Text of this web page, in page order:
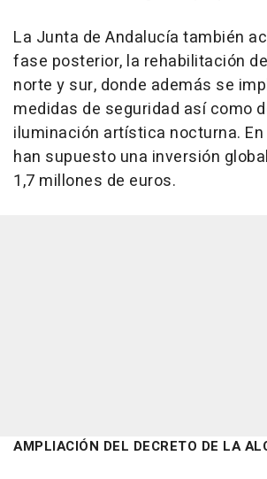
La Junta de Andalucía también
fase posterior, la rehabilitación
norte y sur, donde además se
medidas de seguridad así como
iluminación artística nocturna.
han supuesto una inversión
1,7 millones de euros.
AMPLIACIÓN DEL DECRETO DE LA